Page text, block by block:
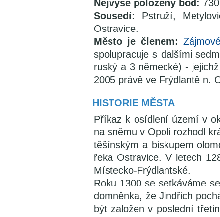
Nejvýše položený bod:
Sousedí: Pstruží,
Ostravice.
Město je členem:
spolupracuje s dalšími
ruský a 3 německé) -
2005 právě ve Frýdlantě n.
HISTORIE MĚSTA
Příkaz k osídlení území v
na sněmu v Opoli rozhodl
těšínským a biskupem
řeka Ostravice. V letech
Místecko-Frýdlantské.
Roku 1300 se setkáváme
domněnka, že Jindřich
být založen v poslední